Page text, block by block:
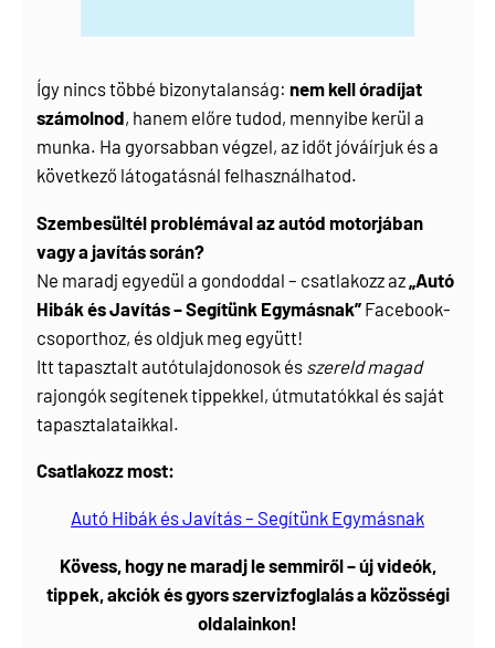
Így nincs többé bizonytalanság:nem kell óradíjat
számolnod, hanem előre tudod, mennyibe kerül a
munka. Ha gyorsabban végzel, az időt jóváírjuk és a
következő látogatásnál felhasználhatod.
Szembesültél problémával az autód motorjában
vagy a javítás során?
Ne maradj egyedül a gondoddal – csatlakozz az „Autó
Hibák és Javítás – Segítünk Egymásnak” Facebook-
csoporthoz, és oldjuk meg együtt!
Itt tapasztalt autótulajdonosok és szereld magad
rajongók segítenek tippekkel, útmutatókkal és saját
tapasztalataikkal.
Csatlakozz most:
Autó Hibák és Javítás – Segítünk Egymásnak
Kövess, hogy ne maradj le semmiről – új videók,
tippek, akciók és gyors szervizfoglalás a közösségi
oldalainkon!